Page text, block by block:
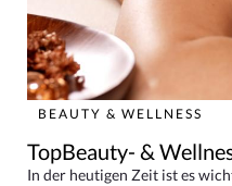
BEAUTY & WELLNESS
TopBeauty- &
In der heutigen Zeit ist es